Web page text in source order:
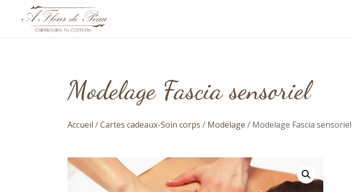
Modelage Fascia sensoriel
Accueil /Cartes cadeaux-Soin corps / Modelage / Modelage Fascia sensoriel